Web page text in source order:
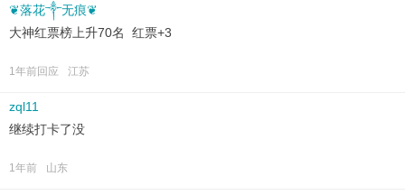
❦落花༒无痕❦
大神红票榜上升70名 红票+3
1年前回应 江苏
zql11
继续打卡了没
1年前 山东